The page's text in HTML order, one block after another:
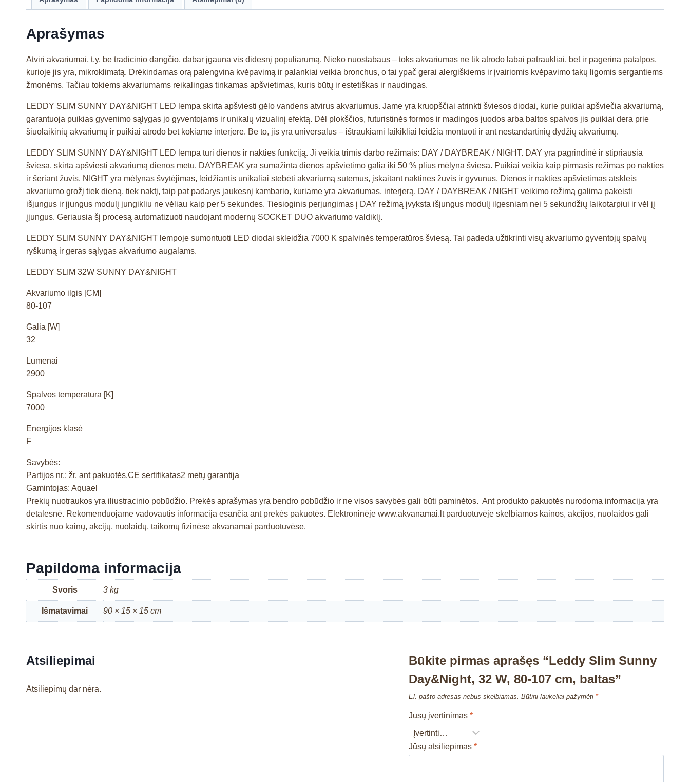
Aprašymas
Atviri akvariumai, t.y. be tradicinio dangčio, dabar įgauna vis didesnį populiarumą. Nieko nuostabaus – toks akvariumas ne tik atrodo labai patraukliai, bet ir pagerina patalpos,
kurioje jis yra, mikroklimatą. Drėkindamas orą palengvina kvėpavimą ir palankiai veikia bronchus, o tai ypač gerai alergiškiems ir įvairiomis kvėpavimo takų ligomis sergantiems
žmonėms. Tačiau tokiems akvariumams reikalingas tinkamas apšvietimas, kuris būtų ir estetiškas ir naudingas.
LEDDY SLIM SUNNY DAY&NIGHT LED lempa skirta apšviesti gėlo vandens atvirus akvariumus. Jame yra kruopščiai atrinkti šviesos diodai, kurie puikiai apšviečia akvariumą,
garantuoja puikias gyvenimo sąlygas jo gyventojams ir unikalų vizualinį efektą. Dėl plokščios, futuristinės formos ir madingos juodos arba baltos spalvos jis puikiai dera prie
šiuolaikinių akvariumų ir puikiai atrodo bet kokiame interjere. Be to, jis yra universalus – ištraukiami laikikliai leidžia montuoti ir ant nestandartinių dydžių akvariumų.
LEDDY SLIM SUNNY DAY&NIGHT LED lempa turi dienos ir nakties funkciją. Ji veikia trimis darbo režimais: DAY / DAYBREAK / NIGHT. DAY yra pagrindinė ir stipriausia
šviesa, skirta apšviesti akvariumą dienos metu. DAYBREAK yra sumažinta dienos apšvietimo galia iki 50 % plius mėlyna šviesa. Puikiai veikia kaip pirmasis režimas po nakties
ir šeriant žuvis. NIGHT yra mėlynas švytėjimas, leidžiantis unikaliai stebėti akvariumą sutemus, įskaitant naktines žuvis ir gyvūnus. Dienos ir nakties apšvietimas atskleis
akvariumo grožį tiek dieną, tiek naktį, taip pat padarys jaukesnį kambario, kuriame yra akvariumas, interjerą. DAY / DAYBREAK / NIGHT veikimo režimą galima pakeisti
išjungus ir įjungus modulį jungikliu ne vėliau kaip per 5 sekundes. Tiesioginis perjungimas į DAY režimą įvyksta išjungus modulį ilgesniam nei 5 sekundžių laikotarpiui ir vėl jį
įjungus. Geriausia šį procesą automatizuoti naudojant modernų SOCKET DUO akvariumo valdiklį.
LEDDY SLIM SUNNY DAY&NIGHT lempoje sumontuoti LED diodai skleidžia 7000 K spalvinės temperatūros šviesą. Tai padeda užtikrinti visų akvariumo gyventojų spalvų
ryškumą ir geras sąlygas akvariumo augalams.
LEDDY SLIM 32W SUNNY DAY&NIGHT
Akvariumo ilgis [CM]
80-107
Galia [W]
32
Lumenai
2900
Spalvos temperatūra [K]
7000
Energijos klasė
F
Savybės:
Partijos nr.: žr. ant pakuotės.CE sertifikatas2 metų garantija
Gamintojas: Aquael
Prekių nuotraukos yra iliustracinio pobūdžio. Prekės aprašymas yra bendro pobūdžio ir ne visos savybės gali būti paminėtos. Ant produkto pakuotės nurodoma informacija yra
detalesnė. Rekomenduojame vadovautis informacija esančia ant prekės pakuotės. Elektroninėje www.akvanamai.lt parduotuvėje skelbiamos kainos, akcijos, nuolaidos gali
skirtis nuo kainų, akcijų, nuolaidų, taikomų fizinėse akvanamai parduotuvėse.
Papildoma informacija
Svoris 3 kg
Išmatavimai 90 × 15 × 15 cm
Atsiliepimai
Atsiliepimų dar nėra.
Būkite pirmas aprašęs “Leddy Slim Sunny
Day&Night, 32 W, 80-107 cm, baltas”
El. pašto adresas nebus skelbiamas. Būtini laukeliai pažymėti *
Jūsų įvertinimas*
Jūsų atsiliepimas*